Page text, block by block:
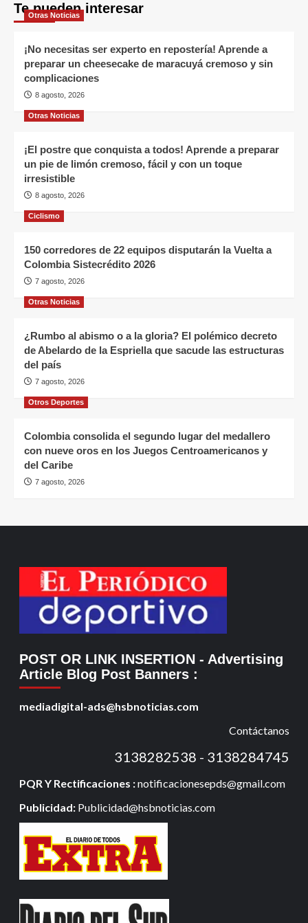
Te pueden interesar
Otras Noticias
¡No necesitas ser experto en repostería! Aprende a
preparar un cheesecake de maracuyá cremoso y sin
complicaciones
8 agosto, 2026
Otras Noticias
¡El postre que conquista a todos! Aprende a preparar
un pie de limón cremoso, fácil y con un toque
irresistible
8 agosto, 2026
Ciclismo
150 corredores de 22 equipos disputarán la Vuelta a
Colombia Sistecrédito 2026
7 agosto, 2026
Otras Noticias
¿Rumbo al abismo o a la gloria? El polémico decreto
de Abelardo de la Espriella que sacude las estructuras
del país
7 agosto, 2026
Otros Deportes
Colombia consolida el segundo lugar del medallero
con nueve oros en los Juegos Centroamericanos y
del Caribe
7 agosto, 2026
POST OR LINK INSERTION - Advertising
Article Blog Post Banners :
mediadigital-ads@hsbnoticias.com
Contáctanos
3138282538 - 3138284745
PQR Y Rectificaciones :notificacionesepds@gmail.com
Publicidad: Publicidad@hsbnoticias.com